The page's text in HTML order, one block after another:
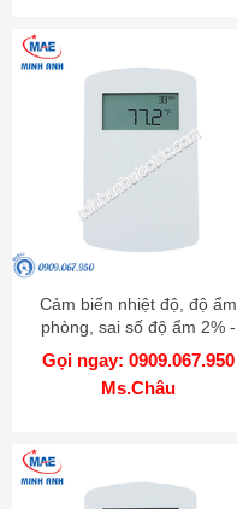
Cảm biến nhiệt độ, độ ẩm
phòng, sai số độ ẩm 2% -
Model RHP-2Nxx
Gọi ngay: 0909.067.950
Ms.Châu